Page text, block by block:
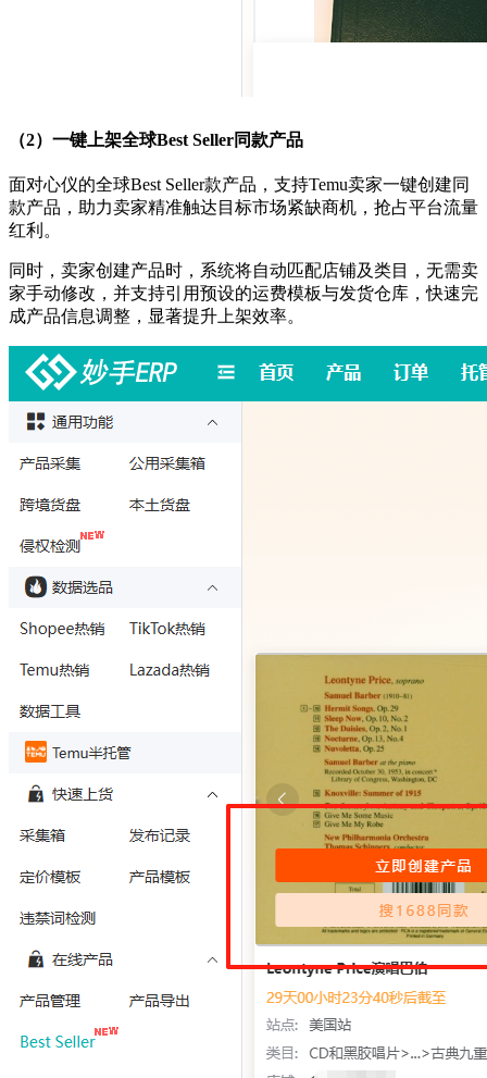
（2）一键上架全球Best Seller同款产品
面对心仪的全球Best Seller款产品，支持Temu卖家一键创建同
款产品，助力卖家精准触达目标市场紧缺商机，抢占平台流量
红利。
同时，卖家创建产品时，系统将自动匹配店铺及类目，无需卖
家手动修改，并支持引用预设的运费模板与发货仓库，快速完
成产品信息调整，显著提升上架效率。